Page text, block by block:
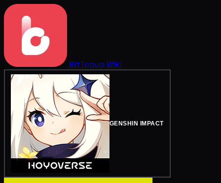
BitTopup Wiki
GENSHIN IMPACT